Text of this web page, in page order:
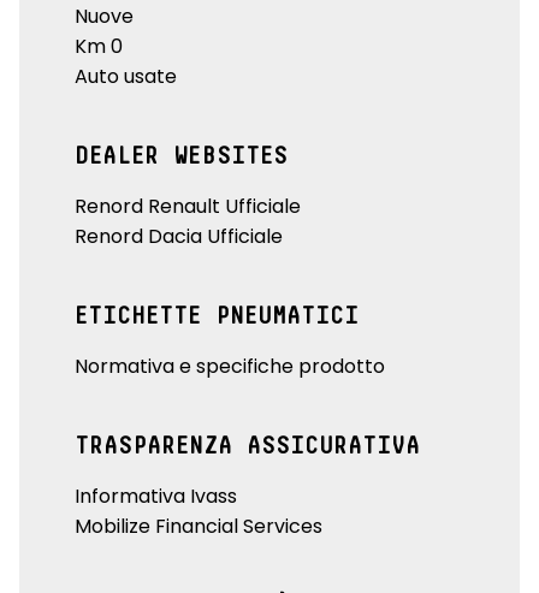
Nuove
Km 0
Auto usate
DEALER WEBSITES
Renord Renault Ufficiale
Renord Dacia Ufficiale
ETICHETTE PNEUMATICI
Normativa e specifiche prodotto
TRASPARENZA ASSICURATIVA
Informativa Ivass
Mobilize Financial Services